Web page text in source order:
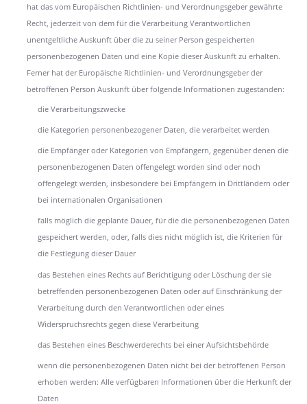
hat das vom Europäischen Richtlinien- und Verordnungsgeber gewährte
Recht, jederzeit von dem für die Verarbeitung Verantwortlichen
unentgeltliche Auskunft über die zu seiner Person gespeicherten
personenbezogenen Daten und eine Kopie dieser Auskunft zu erhalten.
Ferner hat der Europäische Richtlinien- und Verordnungsgeber der
betroffenen Person Auskunft über folgende Informationen zugestanden:
die Verarbeitungszwecke
die Kategorien personenbezogener Daten, die verarbeitet werden
die Empfänger oder Kategorien von Empfängern, gegenüber denen die
personenbezogenen Daten offengelegt worden sind oder noch
offengelegt werden, insbesondere bei Empfängern in Drittländern oder
bei internationalen Organisationen
falls möglich die geplante Dauer, für die die personenbezogenen Daten
gespeichert werden, oder, falls dies nicht möglich ist, die Kriterien für
die Festlegung dieser Dauer
das Bestehen eines Rechts auf Berichtigung oder Löschung der sie
betreffenden personenbezogenen Daten oder auf Einschränkung der
Verarbeitung durch den Verantwortlichen oder eines
Widerspruchsrechts gegen diese Verarbeitung
das Bestehen eines Beschwerderechts bei einer Aufsichtsbehörde
wenn die personenbezogenen Daten nicht bei der betroffenen Person
erhoben werden: Alle verfügbaren Informationen über die Herkunft der
Daten